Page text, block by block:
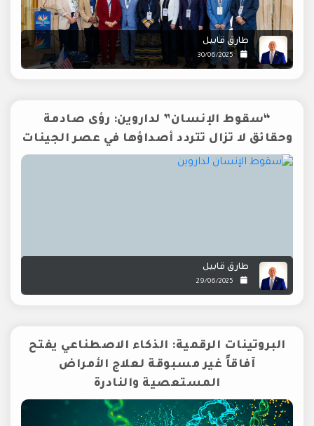
طارق قابيل
30/06/2025
“سقوط الإنسان” لداروين: رؤى صادمة
وحقائق لا تزال تتردد أصداؤها في عصر الجينات
طارق قابيل
29/06/2025
البروتينات الرقمية: الذكاء الاصطناعي يفتح
آفاقاً غير مسبوقة لعلاج الأمراض
المستعصية والنادرة